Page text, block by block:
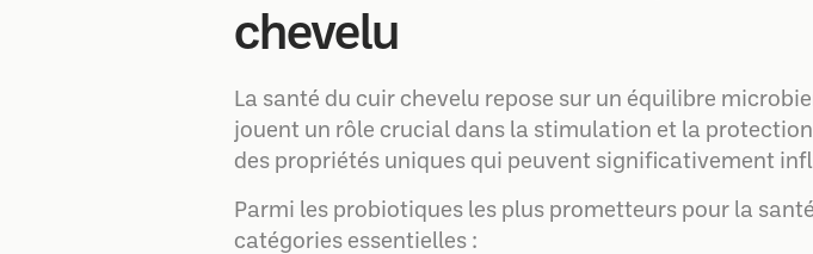
chevelu
La santé du cuir chevelu repose sur un équilibre
jouent un rôle crucial dans la stimulation et la
des propriétés uniques qui peuvent significativement
Parmi les probiotiques les plus prometteurs pour la
catégories essentielles :